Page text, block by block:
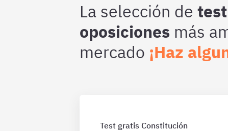
La selección de
oposiciones más
mercado ¡Haz
Test gratis Constitución